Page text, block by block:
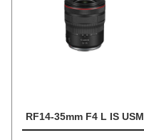
RF14-35mm F4 L IS USM